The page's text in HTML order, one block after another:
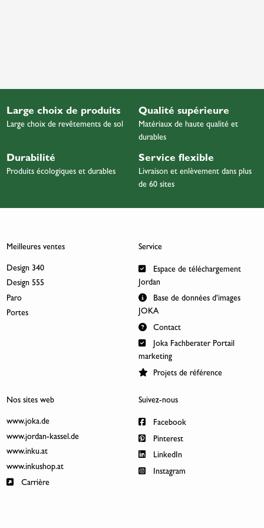
Large choix de produits
Large choix de revêtements de sol
Qualité supérieure
Matériaux de haute qualité et
durables
Durabilité
Produits écologiques et durables
Service flexible
Livraison et enlèvement dans plus
de 60 sites
Meilleures ventes
Design 340
Design 555
Paro
Portes
Service
Espace de téléchargement
Jordan
Base de données d’images
JOKA
Contact
Joka Fachberater Portail
marketing
Projets de référence
Nos sites web
www.joka.de
www.jordan-kassel.de
www.inku.at
www.inkushop.at
Carrière
Suivez-nous
Facebook
Pinterest
LinkedIn
Instagram